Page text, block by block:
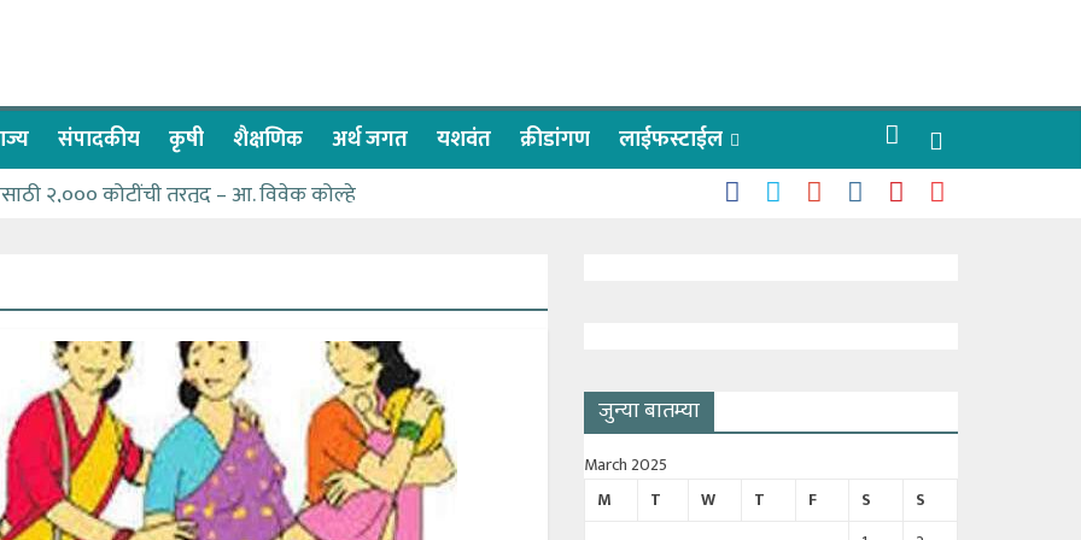
संपादकीय कृषी शैक्षणिक अर्थ जगत यशवंत क्रीडांगण लाईफस्टाईल
२,००० कोटींची तरतूद – आ. विवेक कोल्हे
जुन्या बातम्या
March 2025
M
T W T F S
S